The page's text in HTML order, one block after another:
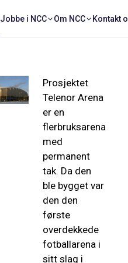
Jobbe i NCC Om NCC Kontakt
Prosjektet
Telenor Arena
er en
flerbruksarena
med
permanent
tak. Da den
ble bygget var
den den
første
overdekkede
fotballarena i
sitt slag i